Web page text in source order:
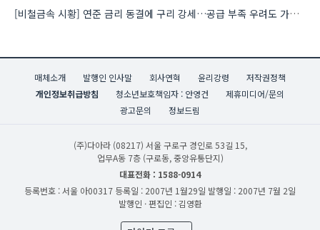
[비철금속 시황] 연준 금리 동결에 구리 강세…공급 부족 우려도 가격 지지
매체소개 발행인 인사말 회사연혁 윤리강령
저작권정책
개인정보취급방침
청소년보호책임자 : 안영건
제휴미디어/문의
광고문의
정보드림
(주)다아라 (08217) 서울 구로구 경인로 53길 15,
업무A동 7층 (구로동, 중앙유통단지)
대표전화 : 1588-0914
등록번호 : 서울 아00317 등록일 : 2007년 1월29일 발행일 : 2007년 7월 2일
발행인 · 편집인 : 김영환